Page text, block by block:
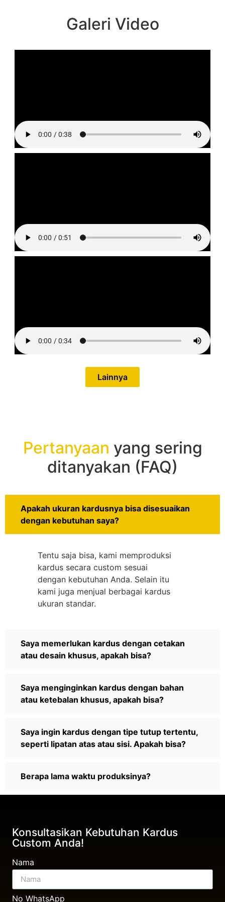
Galeri Video
Lainnya
Pertanyaan yang sering
ditanyakan (FAQ)
Apakah ukuran kardusnya bisa disesuaikan
dengan kebutuhan saya?
Tentu saja bisa, kami memproduksi
kardus secara custom sesuai
dengan kebutuhan Anda. Selain itu
kami juga menjual berbagai kardus
ukuran standar.
Saya memerlukan kardus dengan cetakan
atau desain khusus, apakah bisa?
Saya menginginkan kardus dengan bahan
atau ketebalan khusus, apakah bisa?
Saya ingin kardus dengan tipe tutup tertentu,
seperti lipatan atas atau sisi. Apakah bisa?
Berapa lama waktu produksinya?
Konsultasikan Kebutuhan Kardus
Custom Anda!
Nama
No WhatsApp